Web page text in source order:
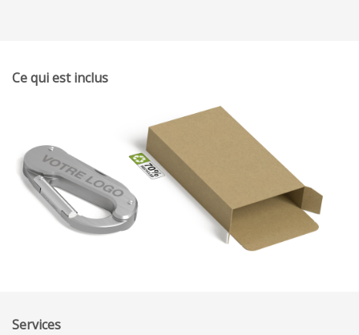
Ce qui est inclus
Services